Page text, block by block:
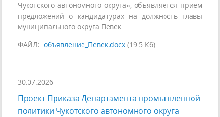
Чукотского автономного округа», объявляется прием
предложений о кандидатурах на должность главы
муниципального округа Певек
ФАЙЛ: объявление_Певек.docx (19.5 Кб)
30.07.2026
Проект Приказа Департамента промышленной
политики Чукотского автономного округа